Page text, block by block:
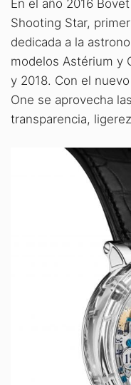
En el año 2016
Shooting Star,
dedicada a la
modelos Astérium y
y 2018. Con el
One se aprovecha
transparencia,